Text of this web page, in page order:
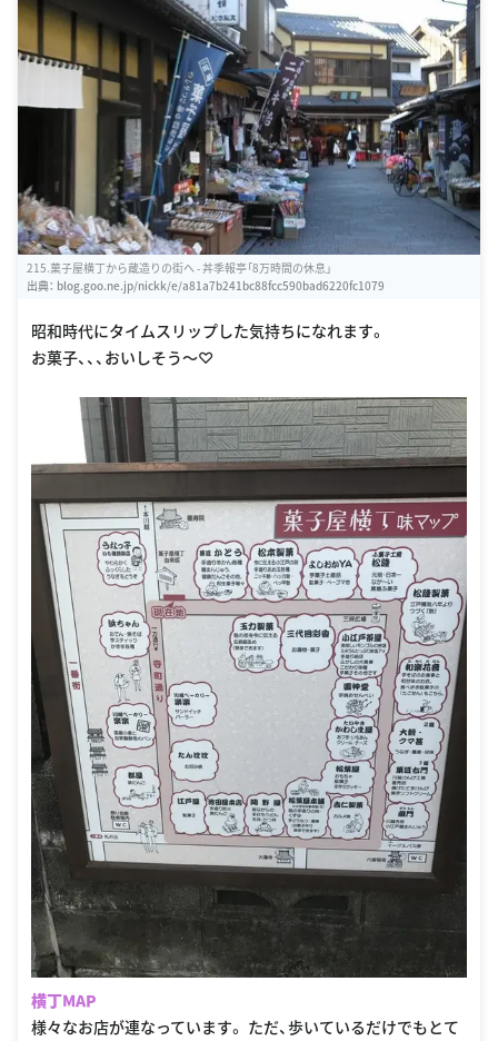
215.菓子屋横丁から蔵造りの街へ - 丼季報亭「8万時間の休息」
出典： blog.goo.ne.jp/nickk/e/a81a7b241bc88fcc590bad6220fc1079
昭和時代にタイムスリップした気持ちになれます。
お菓子、、、おいしそう〜♡
横丁MAP
様々なお店が連なっています。 ただ、歩いているだけでもとて